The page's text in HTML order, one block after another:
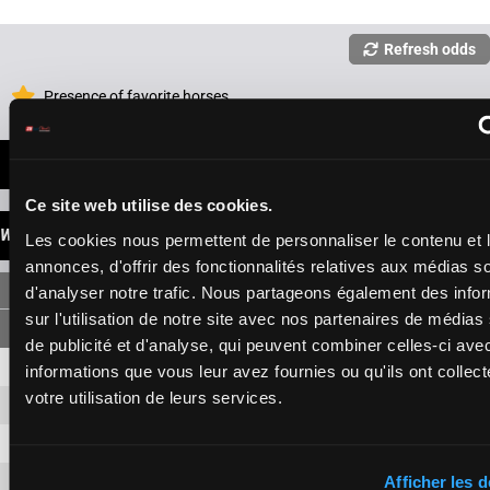
Ce site web utilise des cookies.
Les cookies nous permettent de personnaliser le contenu et
annonces, d'offrir des fonctionnalités relatives aux médias
d'analyser notre trafic. Nous partageons également des
sur l'utilisation de notre site avec nos partenaires de médias
de publicité et d'analyse, qui peuvent combiner celles-ci
informations que vous leur avez fournies ou qu'ils ont
votre utilisation de leurs services.
Afficher les
Refresh odds
Presence of favorite horses
WINNINGS
SINGLE
4 6,60 € 1,50 €
6 29,10 €
6,50 €